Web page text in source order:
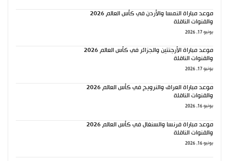
موعد مباراة النمسا والأردن في كأس العالم 2026
والقنوات الناقلة
يونيو 17, 2026
موعد مباراة الأرجنتين والجزائر في كأس العالم 2026
والقنوات الناقلة
يونيو 17, 2026
موعد مباراة العراق والنرويج في كأس العالم 2026
والقنوات الناقلة
يونيو 16, 2026
موعد مباراة فرنسا والسنغال في كأس العالم 2026
والقنوات الناقلة
يونيو 16, 2026